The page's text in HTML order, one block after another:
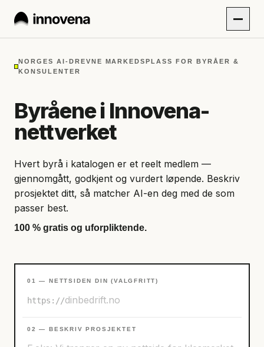
NORGES AI-DREVNE MARKEDSPLASS FOR BYRÅER &
KONSULENTER
Byråene i Innovena-
nettverket
Hvert byrå i katalogen er et reelt medlem —
gjennomgått, godkjent og vurdert løpende. Beskriv
prosjektet ditt, så matcher AI-en deg med de som
passer best.
100 % gratis og uforpliktende.
01 — NETTSIDEN DIN (VALGFRITT)
https://
02 — BESKRIV PROSJEKTET